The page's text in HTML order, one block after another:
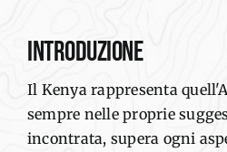
INTRODUZIONE
Il Kenyarappresenta quell
sempre nelle proprie
incontrata, supera ogni